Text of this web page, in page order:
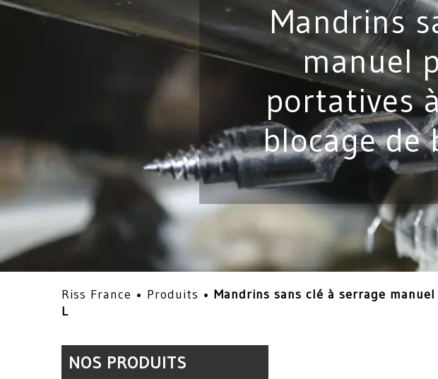
Mandrins
manuel
portatives
blocage de
Riss France • Produits • Mandrins sans clé à serrage
L
NOS PRODUITS